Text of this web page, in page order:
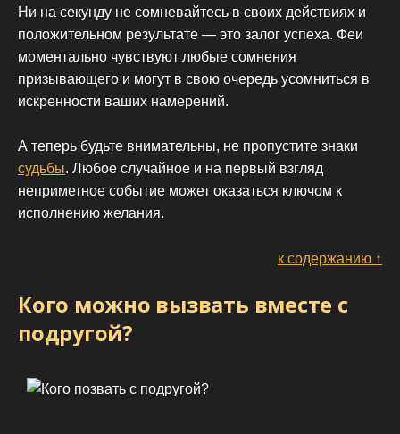
Ни на секунду не сомневайтесь в своих действиях и
положительном результате — это залог успеха. Феи
моментально чувствуют любые сомнения
призывающего и могут в свою очередь усомниться в
искренности ваших намерений.
А теперь будьте внимательны, не пропустите знаки
судьбы. Любое случайное и на первый взгляд
неприметное событие может оказаться ключом к
исполнению желания.
к содержанию ↑
Кого можно вызвать вместе с
подругой?